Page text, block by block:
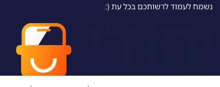
נשמח לעמוד לרשותכם בכל עת (: